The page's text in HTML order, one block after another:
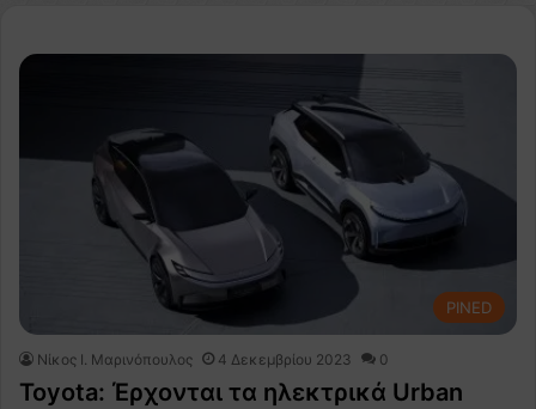
PINED
Nίκος Ι. Mαρινόπουλος 4 Δεκεμβρίου 2023 0
Toyota: Έρχονται τα ηλεκτρικά Urban